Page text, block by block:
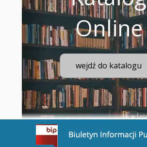
Online
wejdź do katalogu
Przejdź na stronę BIP